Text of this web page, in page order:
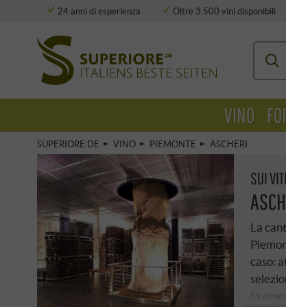
24 anni di esperienza Oltre 3.500 vini disponibili
SUPERIORE.DE VINO PIEMONTE ASCHERI
SUI
La
caso:
fa
VINO